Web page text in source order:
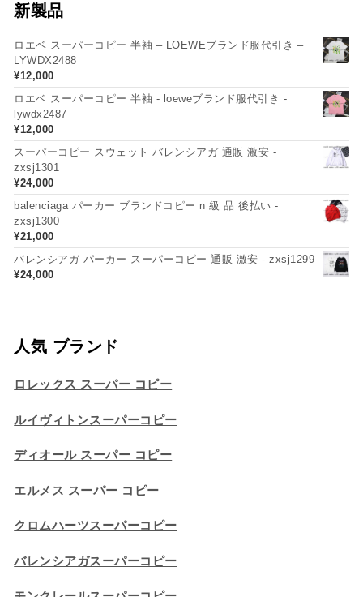
新製品
ロエベ スーパーコピー 半袖 – LOEWEブランド服代引き –
LYWDX2488
¥12,000
ロエベ スーパーコピー 半袖 - loeweブランド服代引き -
lywdx2487
¥12,000
スーパーコピー スウェット バレンシアガ 通販 激安 -
zxsj1301
¥24,000
balenciaga パーカー ブランドコピー n 級 品 後払い -
zxsj1300
¥21,000
バレンシアガ パーカー スーパーコピー 通販 激安 - zxsj1299
¥24,000
人気 ブランド
ロレックス スーパー コピー
ルイヴィトンスーパーコピー
ディオール スーパー コピー
エルメス スーパー コピー
クロムハーツスーパーコピー
バレンシアガスーパーコピー